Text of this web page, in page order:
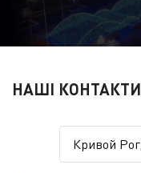
НАШІ КОНТАКТИ